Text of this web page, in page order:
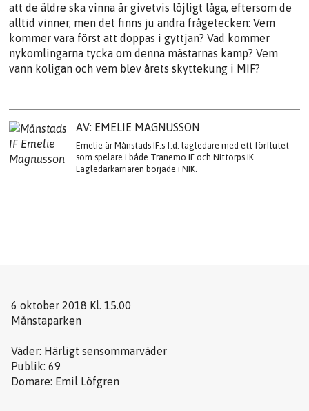
att de äldre ska vinna är givetvis löjligt låga, eftersom de
alltid vinner, men det finns ju andra frågetecken: Vem
kommer vara först att doppas i gyttjan? Vad kommer
nykomlingarna tycka om denna mästarnas kamp? Vem
vann koligan och vem blev årets skyttekung i MIF?
AV: EMELIE MAGNUSSON
Emelie är Månstads IF:s f.d. lagledare med ett förflutet
som spelare i både Tranemo IF och Nittorps IK.
Lagledarkarriären började i NIK.
6 oktober 2018 Kl. 15.00
Månstaparken
Väder: Härligt sensommarväder
Publik: 69
Domare: Emil Löfgren